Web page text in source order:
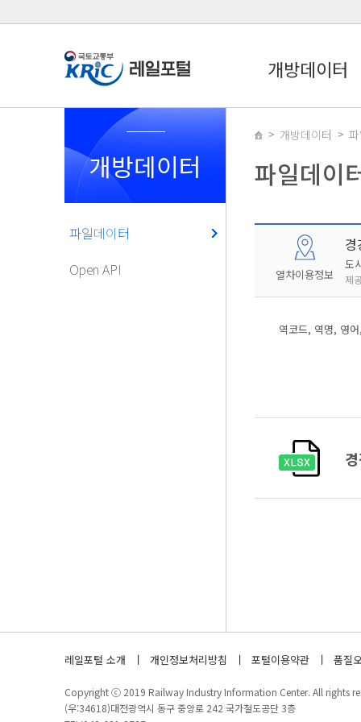
개방데이터
개방데이터
파일데이터
Open API
개방데이터
파일데이
열차이용정보
도
제
역코드, 역명, 영
레일포털 소개 개인정보처리방침 포털이용약관 품질
Copyright ⓒ 2019 Railway Industry Information Center. All rights
(우:34618)대전광역시 동구 중앙로 242 국가철도공단 3층